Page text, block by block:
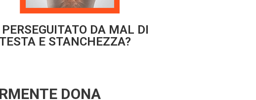
DA MAL DI
TESTA E STANCHEZZA?
DONA